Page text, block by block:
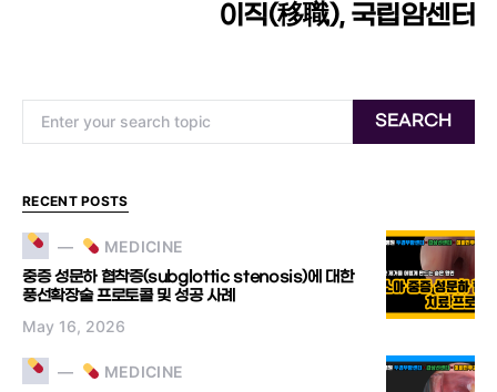
이직(移職), 국립암센터
SEARCH
RECENT POSTS
MEDICINE
중증 성문하 협착증(subglottic stenosis)에 대한
풍선확장술 프로토콜 및 성공 사례
May 16, 2026
MEDICINE